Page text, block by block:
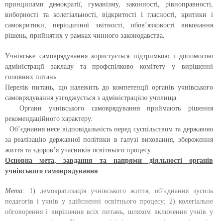
принципами демократії, гуманізму, законності, рівноправності,
виборності та колегіальності, відкритості і гласності, критики і
самокритики, періодичної звітності, обов’язковості виконання
рішень, прийнятих у рамках чинного законодавства.
Учнівське самоврядування користується підтримкою і допомогою
адміністрації закладу та профспілково комітету у вирішенні
головних питань.
Перелік питань, що належить до компетенції органів учнівського
самоврядування узгоджується з адміністрацією училища.
Органи учнівського самоврядування приймають рішення
рекомендаційного характеру.
Об’єднання несе відповідальність перед суспільством та державою
за реалізацію державної політики в галузі виховання, збереження
життя та здоров’я учасників освітнього процесу.
Основна мета, завдання та напрями діяльності органів
учнівського самоврядування
Мета: 1) демократизація учнівського життя, об’єднання зусиль
педагогів і учнів у здійсненні освітнього процесу; 2) колегіальне
обговорення і вирішення всіх питань, шляхом включення учнів у